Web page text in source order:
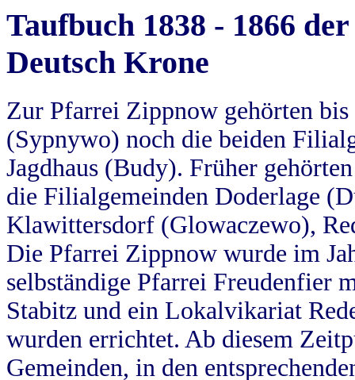
Taufbuch 1838 - 1866
Deutsch Krone
Zur Pfarrei Zippnow gehörten
(Sypnywo) noch die beiden
Jagdhaus (Budy). Früher
die Filialgemeinden Doderlage
Klawittersdorf (Glowaczewo),
Die Pfarrei Zippnow wurde im
selbständige Pfarrei Freudenfier
Stabitz und ein Lokalvikariat
wurden errichtet. Ab diesem
Gemeinden, in den